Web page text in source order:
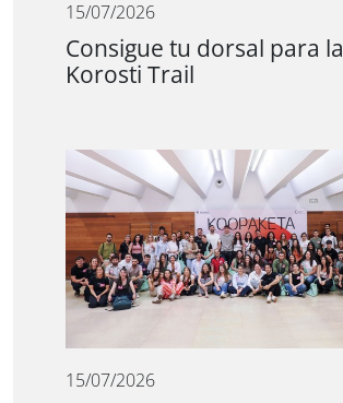
15/07/2026
Consigue tu dorsal para la
Korosti Trail
15/07/2026